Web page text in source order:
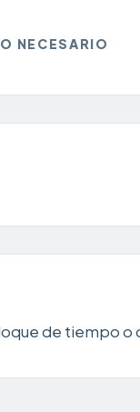
NECESARIO
de tiempo o